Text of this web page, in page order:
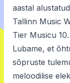
aastal
Tallinn Music
Tier Musicu
Lubame, et
sõpruste
meloodilise